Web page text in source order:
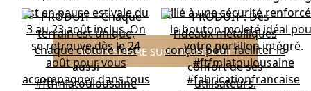
NOUS SUIVRE SUR INSTAGRAM